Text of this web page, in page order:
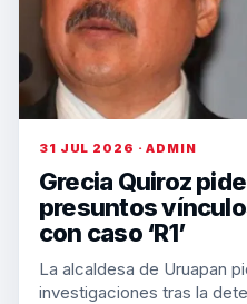
31 JUL 2026 · ADMIN
Grecia Quiroz
presuntos
con caso ‘R1’
La alcaldesa de Uruapan
investigaciones tras la